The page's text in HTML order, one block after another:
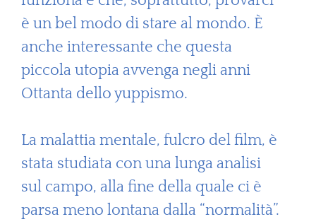
è un bel modo di stare al mondo. È
anche interessante che questa
piccola utopia avvenga negli anni
Ottanta dello yuppismo.
La malattia mentale, fulcro del film, è
stata studiata con una lunga analisi
sul campo, alla fine della quale ci è
parsa meno lontana dalla “normalità”.